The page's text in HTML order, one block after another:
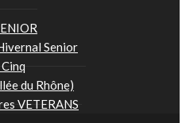
Senior
Cinq
du Rhône)
VETERANS